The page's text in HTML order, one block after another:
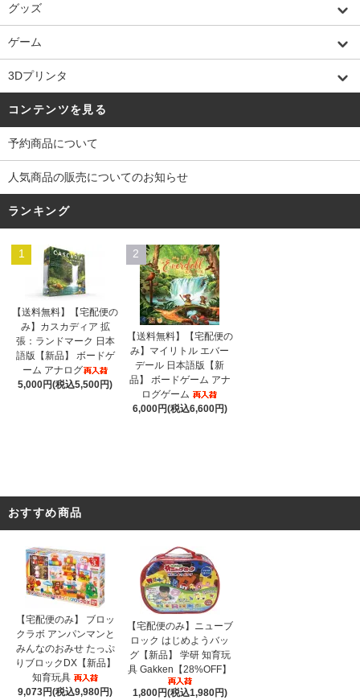
グッズ
ゲーム
3Dプリンタ
コンテンツを見る
予約商品について
人気商品の販売についてのお知らせ
ランキング
1
【送料無料】【宅配便の
み】カスカディア 拡
張：ランドマーク 日本
語版【新品】 ボードゲ
ーム アナログ
5,000円(税込5,500円)
2
【送料無料】【宅配便の
み】マイリトル エバー
デール 日本語版【新
品】 ボードゲーム アナ
ログゲーム
6,000円(税込6,600円)
おすすめ商品
【宅配便のみ】 ブロッ
クラボ アンパンマンと
みんなのおみせ たっぷ
りブロックDX【新品】
知育玩具
9,073円(税込9,980円)
【宅配便のみ】ニューブ
ロック はじめようバッ
グ【新品】 学研 知育玩
具 Gakken【28%OFF】
1,800円(税込1,980円)